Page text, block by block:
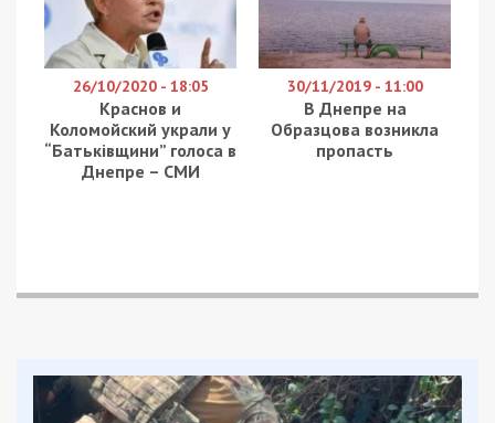
26/10/2020 - 18:05
Краснов и
Коломойский украли у
“Батьківщини” голоса в
Днепре – СМИ
30/11/2019 - 11:00
В Днепре на
Образцова возникла
пропасть